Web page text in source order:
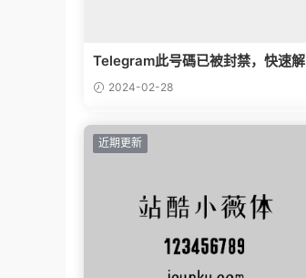
Telegram此号碼已被封禁，快速解
封的方法，解除this phone number
is banned提醒
2024-02-28
近期更新